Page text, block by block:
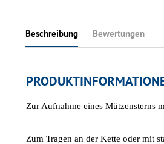
Beschreibung Bewertungen
Zur Aufnahme eines
Zum Tragen an der Kette oder mit